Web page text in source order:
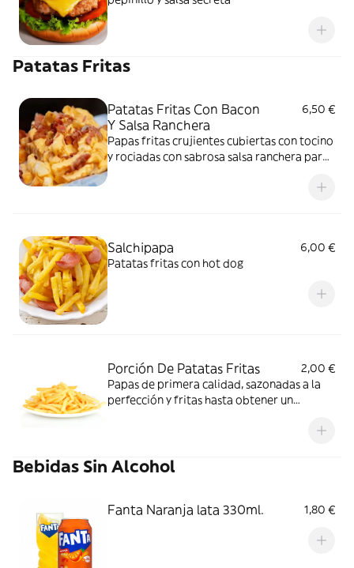
Patatas Fritas
Patatas Fritas Con Bacon
Y Salsa Ranchera
6,50 €
Papas fritas crujientes cubiertas con tocino
y rociadas con sabrosa salsa ranchera para
Salchipapa
6,00 €
Patatas fritas con hot dog
Porción De Patatas Fritas
2,00 €
Papas de primera calidad, sazonadas a la
perfección y fritas hasta obtener un
Bebidas Sin Alcohol
Fanta Naranja lata 330ml. 1,80 €